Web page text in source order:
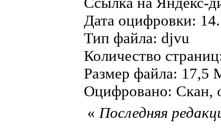
Дата оцифровки:
Тип файла: djvu
Количество
Размер файла: 17,5
Оцифровано: Скан,
«Последняя